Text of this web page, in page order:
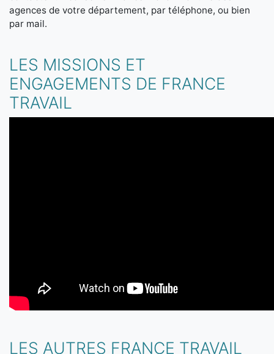
agences de votre département, par téléphone, ou bien
par mail.
LES MISSIONS ET
ENGAGEMENTS DE FRANCE
TRAVAIL
LES AUTRES FRANCE TRAVAIL